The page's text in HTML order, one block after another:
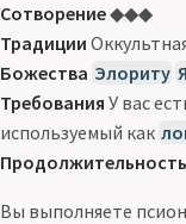
Сотворение◆◆◆
Традиции
Божества Элориту
Требования У вас
используемый как
Продолжительность
Вы выполняете